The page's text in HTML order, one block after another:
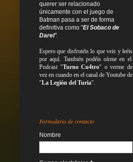
querer ser relacionado
únicamente con el juego de
Batman pasa a ser de forma
definitiva como "El Sobaco de
Darel".
Espero que disfrutéis lo queveis yleéis
por aquí. También podéis oírme en el
Podcast "Turno Cu4tro" o verme de
vez en cuando en el canal de Youtube de
"La Legión del Turia".
Formulario de contacto
Nombre